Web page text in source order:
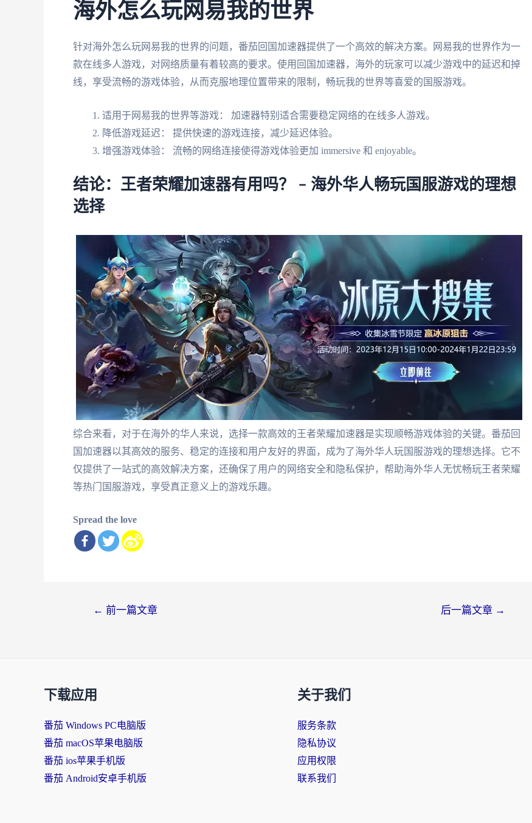
海外怎么玩网易我的世界
针对海外怎么玩网易我的世界的问题，番茄回国加速器提供了一个高效的解决方案。网易我的世界作为一
款在线多人游戏，对网络质量有着较高的要求。使用回国加速器，海外的玩家可以减少游戏中的延迟和掉
线，享受流畅的游戏体验，从而克服地理位置带来的限制，畅玩我的世界等喜爱的国服游戏。
适用于网易我的世界等游戏： 加速器特别适合需要稳定网络的在线多人游戏。
降低游戏延迟： 提供快速的游戏连接，减少延迟体验。
增强游戏体验： 流畅的网络连接使得游戏体验更加 immersive 和 enjoyable。
结论：王者荣耀加速器有用吗？ – 海外华人畅玩国服游戏的理想
选择
综合来看，对于在海外的华人来说，选择一款高效的王者荣耀加速器是实现顺畅游戏体验的关键。番茄回
国加速器以其高效的服务、稳定的连接和用户友好的界面，成为了海外华人玩国服游戏的理想选择。它不
仅提供了一站式的高效解决方案，还确保了用户的网络安全和隐私保护，帮助海外华人无忧畅玩王者荣耀
等热门国服游戏，享受真正意义上的游戏乐趣。
Spread the love
← 前一篇文章 后一篇文章 →
下载应用
番茄 Windows PC电脑版
番茄 macOS苹果电脑版
番茄 ios苹果手机版
番茄 Android安卓手机版
关于我们
服务条款
隐私协议
应用权限
联系我们